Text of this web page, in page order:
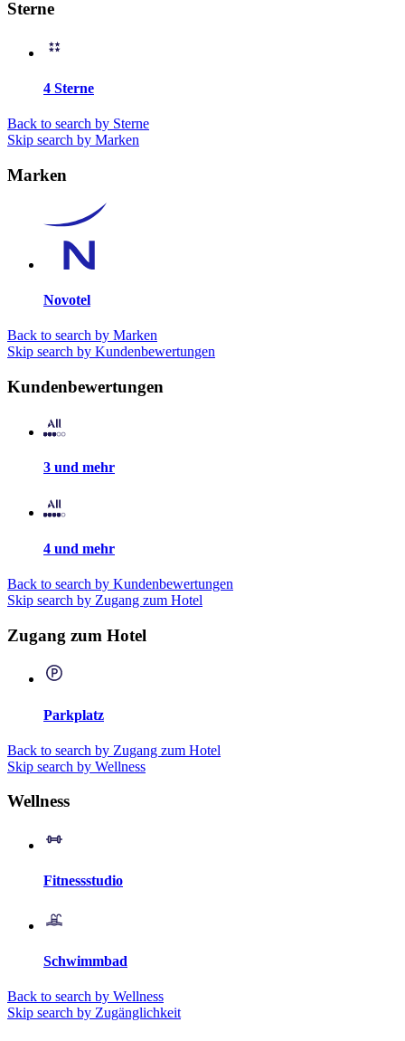
Sterne
4 Sterne
Back to search by Sterne
Skip search by Marken
Marken
Novotel
Back to search by Marken
Skip search by Kundenbewertungen
Kundenbewertungen
3 und mehr
4 und mehr
Back to search by Kundenbewertungen
Skip search by Zugang zum Hotel
Zugang zum Hotel
Parkplatz
Back to search by Zugang zum Hotel
Skip search by Wellness
Wellness
Fitnessstudio
Schwimmbad
Back to search by Wellness
Skip search by Zugänglichkeit